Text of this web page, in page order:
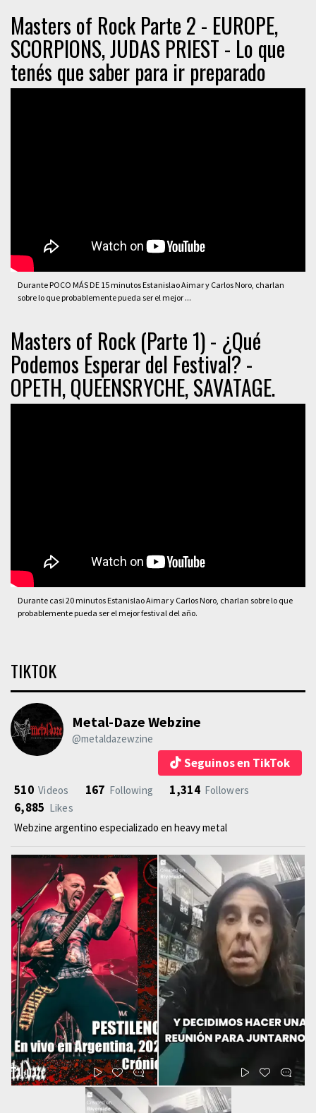
Masters of Rock Parte 2 - EUROPE,
SCORPIONS, JUDAS PRIEST - Lo que
tenés que saber para ir preparado
Durante POCO MÁS DE 15 minutos Estanislao Aimar y Carlos Noro, charlan
sobre lo que probablemente pueda ser el mejor ...
Masters of Rock (Parte 1) - ¿Qué
Podemos Esperar del Festival? -
OPETH, QUEENSRYCHE, SAVATAGE.
Durante casi 20 minutos Estanislao Aimar y Carlos Noro, charlan sobre lo que
probablemente pueda ser el mejor festival del año.
TIKTOK
Metal-Daze Webzine
@metaldazewzine
Seguinos en TikTok
510 Videos 167 Following 1,314 Followers
6,885 Likes
Webzine argentino especializado en heavy metal